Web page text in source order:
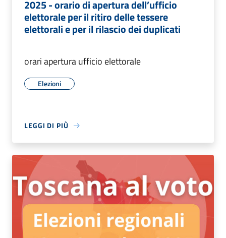
2025 - orario di apertura dell’ufficio
elettorale per il ritiro delle tessere
elettorali e per il rilascio dei duplicati
orari apertura ufficio elettorale
Elezioni
LEGGI DI PIÙ